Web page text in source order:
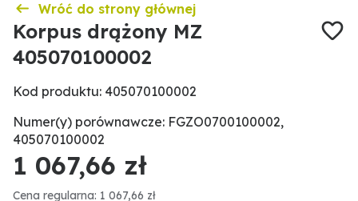
Wróć do strony głównej
Korpus drążony MZ
405070100002
Kod produktu: 405070100002
Numer(y) porównawcze: FGZO0700100002,
405070100002
1 067,66 zł
Cena regularna: 1 067,66 zł